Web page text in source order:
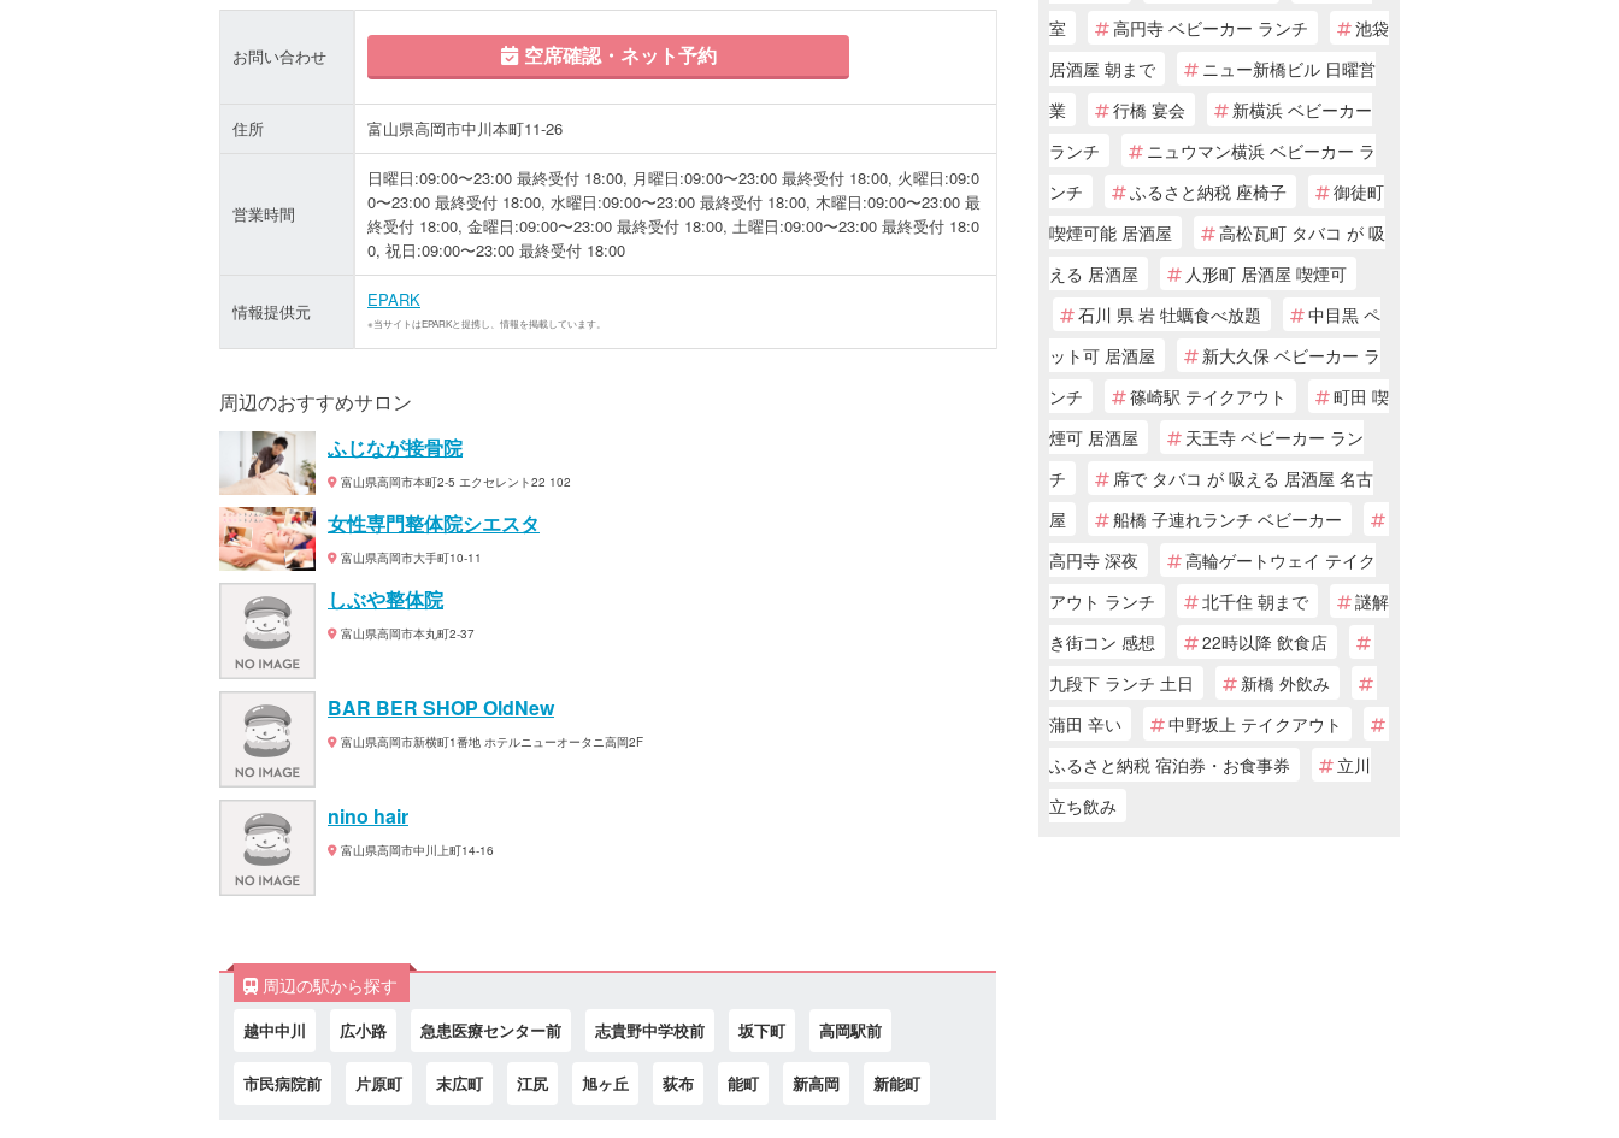
お問い合わせ 空席確認・ネット予約
住所 富山県高岡市中川本町11-26
営業時間
日曜日:09:00〜23:00 最終受付 18:00, 月曜日:09:00〜23:00 最終受付 18:00, 火曜日:09:0
0〜23:00 最終受付 18:00, 水曜日:09:00〜23:00 最終受付 18:00, 木曜日:09:00〜23:00 最
終受付 18:00, 金曜日:09:00〜23:00 最終受付 18:00, 土曜日:09:00〜23:00 最終受付 18:0
0, 祝日:09:00〜23:00 最終受付 18:00
情報提供元
EPARK
※当サイトはEPARKと提携し、情報を掲載しています。
周辺のおすすめサロン
ふじなが接骨院
富山県高岡市本町2-5 エクセレント22 102
女性専門整体院シエスタ
富山県高岡市大手町10-11
しぶや整体院
富山県高岡市本丸町2-37
BAR BER SHOP OldNew
富山県高岡市新横町1番地 ホテルニューオータニ高岡2F
nino hair
富山県高岡市中川上町14-16
周辺の駅から探す
越中中川 広小路 急患医療センター前 志貴野中学校前 坂下町 高岡駅前
市民病院前 片原町 末広町 江尻 旭ヶ丘 荻布 能町 新高岡 新能町
室
高円寺 ベビーカー ランチ
池袋
居酒屋 朝まで
ニュー新橋ビル 日曜営
業
行橋 宴会
新横浜 ベビーカー
ランチ
ニュウマン横浜 ベビーカー ラ
ンチ
ふるさと納税 座椅子
御徒町
喫煙可能 居酒屋
高松瓦町 タバコ が 吸
える 居酒屋
人形町 居酒屋 喫煙可
石川 県 岩 牡蠣食べ放題
中目黒 ペ
ット可 居酒屋
新大久保 ベビーカー ラ
ンチ
篠崎駅 テイクアウト
町田 喫
煙可 居酒屋
天王寺 ベビーカー ラン
チ
席で タバコ が 吸える 居酒屋 名古
屋
船橋 子連れランチ ベビーカー
高円寺 深夜
高輪ゲートウェイ テイク
アウト ランチ
北千住 朝まで
謎解
き街コン 感想
22時以降 飲食店
九段下 ランチ 土日
新橋 外飲み
蒲田 辛い
中野坂上 テイクアウト
ふるさと納税 宿泊券・お食事券
立川
立ち飲み